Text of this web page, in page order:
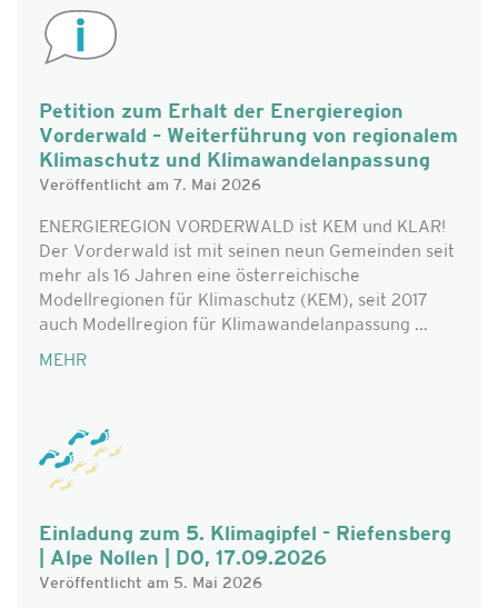
Petition zum Erhalt der Energieregion
Vorderwald – Weiterführung von regionalem
Klimaschutz und Klimawandelanpassung
Veröffentlicht am 7. Mai 2026
ENERGIEREGION VORDERWALD ist KEM und KLAR!
Der Vorderwald ist mit seinen neun Gemeinden seit
mehr als 16 Jahren eine österreichische
Modellregionen für Klimaschutz (KEM), seit 2017
auch Modellregion für Klimawandelanpassung ...
MEHR
Einladung zum 5. Klimagipfel - Riefensberg
| Alpe Nollen | DO, 17.09.2026
Veröffentlicht am 5. Mai 2026